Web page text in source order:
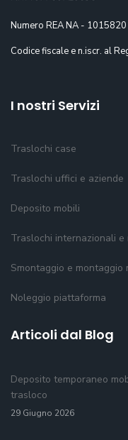
Numero REA NA - 1015820
Codice fiscale e n.iscr. al
I nostri Servizi
Traslochi case
Traslochi uffici e aziende
Deposito mobili
Traslochi internazionali e
Smontaggio e montaggio
Noleggio piattaforma
Articoli dal Blog
Deposito temporaneo
trasloco
29 Giugno 2026